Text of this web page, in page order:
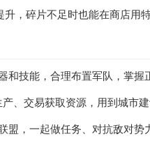
，碎片不足时也能在商店用特
技能，合理布置军队，掌握
、交易获取资源，用到城市建
，一起做任务、对抗敌对势